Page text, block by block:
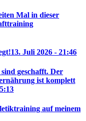
Mal in dieser
13. Juli 2026 - 21:46
geschafft. Der
ist komplett
auf meinem